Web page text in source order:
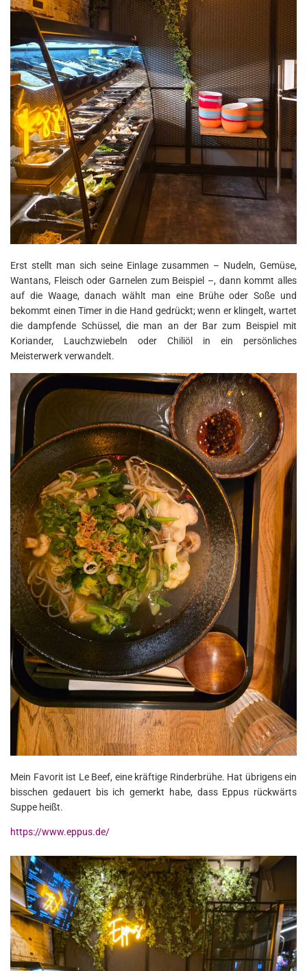
Erst stellt man sich seine Einlage zusammen – Nudeln, Gemüse,
Wantans, Fleisch oder Garnelen zum Beispiel –, dann kommt alles
auf die Waage, danach wählt man eine Brühe oder Soße und
bekommt einen Timer in die Hand gedrückt; wenn er klingelt, wartet
die dampfende Schüssel, die man an der Bar zum Beispiel mit
Koriander, Lauchzwiebeln oder Chiliöl in ein persönliches
Meisterwerk verwandelt.
Mein Favorit ist Le Beef, eine kräftige Rinderbrühe. Hat übrigens ein
bisschen gedauert bis ich gemerkt habe, dass Eppus rückwärts
Suppe heißt.
https://www.eppus.de/